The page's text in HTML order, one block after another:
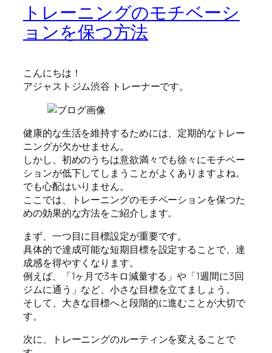
トレーニングのモチベーシ
ョンを保つ方法
こんにちは！
アジャストジム渋谷 トレーナーです。
健康的な生活を維持するためには、定期的なトレー
ニングが欠かせません。
しかし、初めのうちは意欲満々でも徐々にモチベー
ションが低下してしまうことがよくありますよね。
でも心配はいりません。
ここでは、トレーニングのモチベーションを保つた
めの効果的な方法をご紹介します。
まず、一つ目に目標設定が重要です。
具体的で達成可能な短期目標を設定することで、達
成感を得やすくなります。
例えば、「1ヶ月で3キロ減量する」や「1週間に3回
ジムに通う」など、小さな目標を立てましょう。
そして、大きな目標へと段階的に進むことが大切で
す。
次に、トレーニングのルーティンを変えることで